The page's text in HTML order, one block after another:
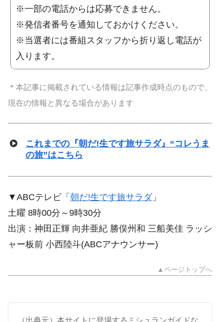
※一部の電話からは応募できません。
※発信者番号を通知しておかけください。
※当選者には番組スタッフから折り返し電話が
入ります。
＊本記事に掲載されている情報は記事作成時点のもので、
現在の情報と異なる場合があります
これまでの『朝だ!生です旅サラダ』“コレうま
の旅”はこちら
▼ABCテレビ「 朝だ!生です旅サラダ 」
土曜 8時00分～9時30分
出演：神田正輝 向井亜紀 勝俣州和 三船美佳 ラッシ
ャー板前 小西陸斗(ABCアナウンサー)
▲ページトップへ